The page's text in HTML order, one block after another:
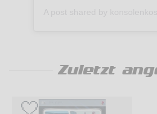
Zuletzt